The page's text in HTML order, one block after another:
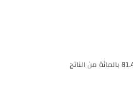
كشفت بيانات وزارة المالية الصادرة أمس الجمعة، أن الدين العام للبلاد بلغ حوالي 102.2 مليار دينار أي «102200 مليار من المليمات بالعامية التونسية» تعادل 81.47 بالمائة من الناتج